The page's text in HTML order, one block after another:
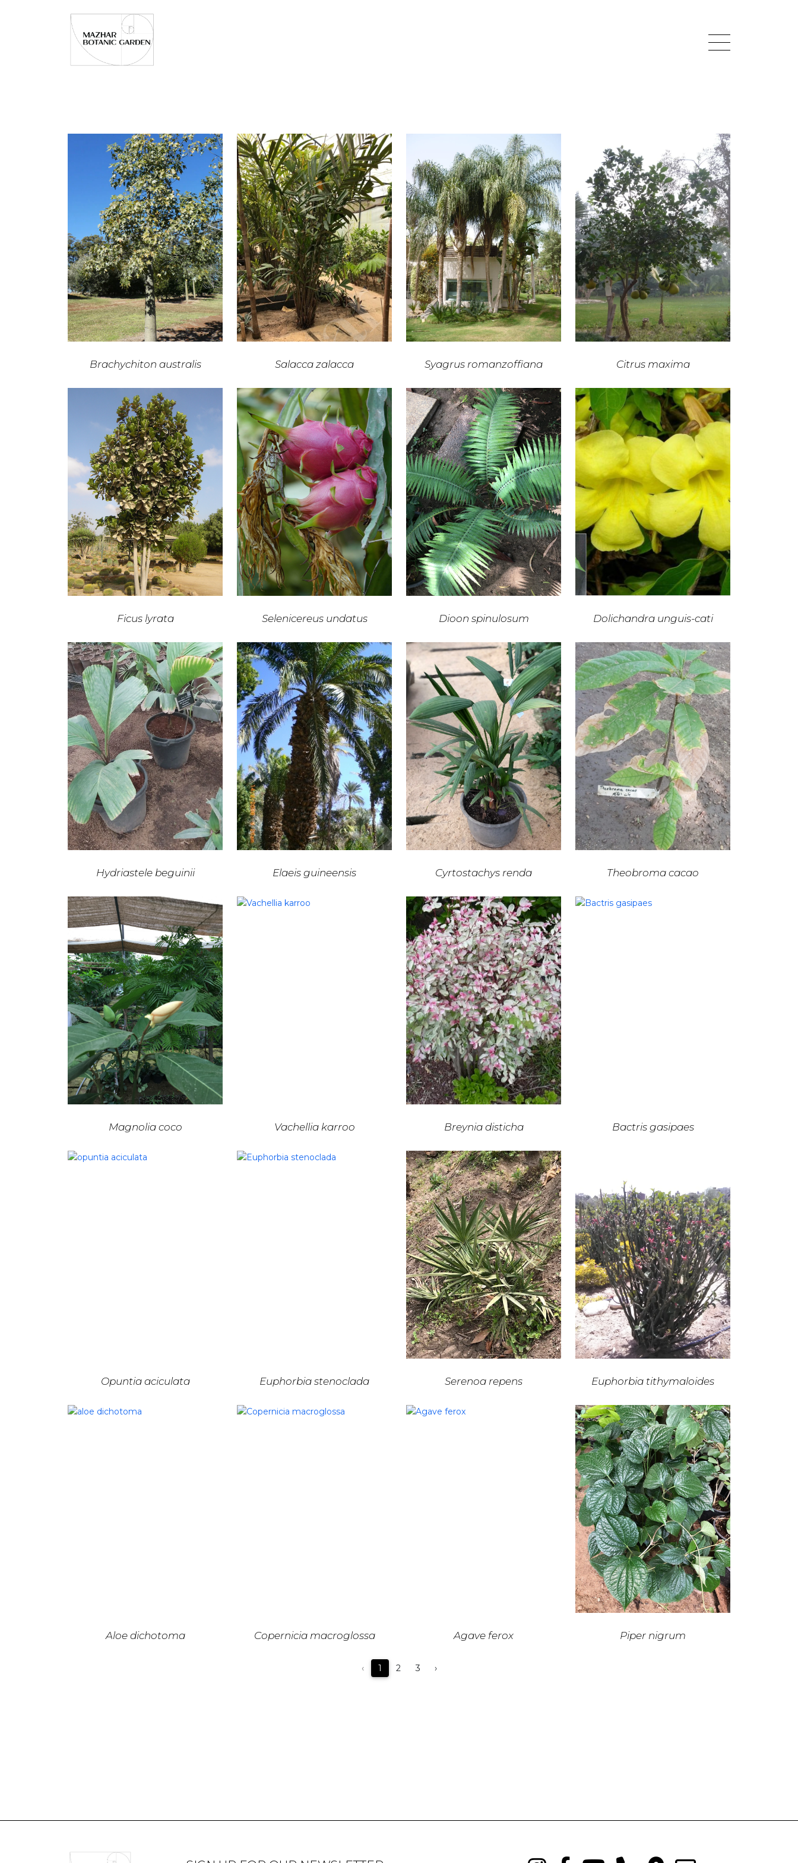
Brachychiton australis Salacca zalacca Syagrus romanzoffiana Citrus maxima
Ficus lyrata Selenicereus undatus Dioon spinulosum Dolichandra unguis-cati
Hydriastele beguinii Elaeis guineensis Cyrtostachys renda Theobroma cacao
Magnolia coco Vachellia karroo Breynia disticha Bactris gasipaes
Opuntia aciculata Euphorbia stenoclada Serenoa repens Euphorbia tithymaloides
Aloe dichotoma Copernicia macroglossa Agave ferox Piper nigrum
‹ 1 2 3 ›